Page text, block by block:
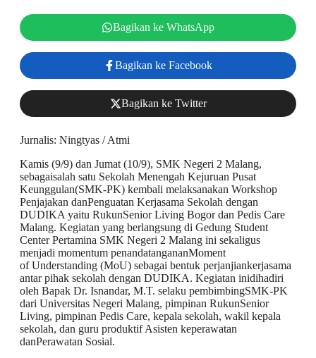
Bagikan ke WhatsApp
Bagikan ke Facebook
Bagikan ke Twitter
Jurnalis: Ningtyas / Atmi
Kamis (9/9) dan Jumat (10/9), SMK Negeri 2 Malang,
sebagaisalah satu Sekolah Menengah Kejuruan Pusat
Keunggulan(SMK-PK) kembali melaksanakan Workshop
Penjajakan danPenguatan Kerjasama Sekolah dengan
DUDIKA yaitu RukunSenior Living Bogor dan Pedis Care
Malang. Kegiatan yang berlangsung di Gedung Student
Center Pertamina SMK Negeri 2 Malang ini sekaligus
menjadi momentum penandatangananMoment
of Understanding (MoU) sebagai bentuk perjanjiankerjasama
antar pihak sekolah dengan DUDIKA. Kegiatan inidihadiri
oleh Bapak Dr. Isnandar, M.T. selaku pembimbingSMK-PK
dari Universitas Negeri Malang, pimpinan RukunSenior
Living, pimpinan Pedis Care, kepala sekolah, wakil kepala
sekolah, dan guru produktif Asisten keperawatan
danPerawatan Sosial.